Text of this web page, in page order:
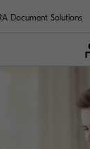
Document Solutions